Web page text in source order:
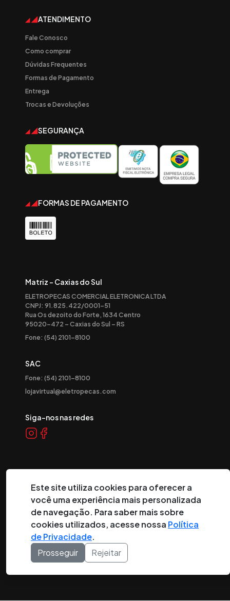
ATENDIMENTO
Fale Conosco
Como comprar
Dúvidas Frequentes
Formas de Pagamento
Entrega
Trocas e Devoluções
SEGURANÇA
FORMAS DE PAGAMENTO
Matriz - Caxias do Sul
ELETROPECAS COMERCIAL ELETRONICA LTDA
CNPJ: 91.825.422/0001-51
Rua Os dezoito do Forte, 1634 Centro
95020-472 – Caxias do Sul – RS
Fone: (54) 2101-8100
SAC
Fone: (54) 2101-8100
lojavirtual@eletropecas.com
Siga-nos nas redes
2026Eletropeças Comercial Eletrônica Ltda ® - Todos os
direitos reservados.
DESENVOLVIDO POR:
Este site utiliza cookies para oferecer a
você uma experiência mais personalizada
de navegação. Para saber mais sobre
cookies utilizados, acesse nossa Política
de Privacidade.
Prosseguir
Rejeitar